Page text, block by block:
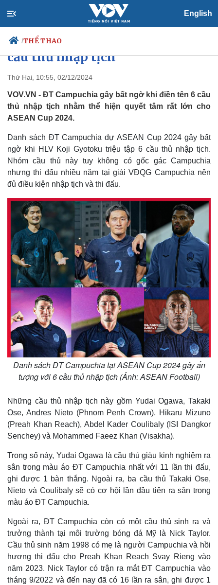
English
/THỂ THAO
Chính trị
Đảng
Tổ chức nhân sự
Nhận diện sự thật
Xã hội
Tin 24h
Dấu ấn VOV
Việc làm
Biển đảo
Quan sát
Cuộc sống đó đây
Hồ sơ
Video
Ảnh
E-Magazine
Infographic
Danh sách ĐT Campuchia tại
ASEAN Cup 2024: Ấn tượng với 6
cầu thủ nhập tịch
Thứ Hai, 10:55, 02/12/2024
VOV.VN - ĐT Campuchia gây bất ngờ khi điền tên 6 cầu
thủ nhập tịch nhằm thể hiện quyết tâm rất lớn cho
ASEAN Cup 2024.
Danh sách ĐT Campuchia dự ASEAN Cup 2024 gây bất
ngờ khi HLV Koji Gyotoku triệu tập 6 cầu thủ nhập tịch.
Nhóm cầu thủ này tuy không có gốc gác Campuchia
nhưng thi đấu nhiều năm tại giải VĐQG Campuchia nên
đủ điều kiện nhập tịch và thi đấu.
Danh sách ĐT Campuchia tại ASEAN Cup 2024 gây ấn
tượng với 6 cầu thủ nhập tịch (Ảnh: ASEAN Football)
Những cầu thủ nhập tịch này gồm Yudai Ogawa, Takaki
Ose, Andres Nieto (Phnom Penh Crown), Hikaru Mizuno
(Preah Khan Reach), Abdel Kader Coulibaly (ISI Dangkor
Senchey) và Mohammed Faeez Khan (Visakha).
Trong số này, Yudai Ogawa là cầu thủ giàu kinh nghiệm ra
sân trong màu áo ĐT Campuchia nhất với 11 lần thi đấu,
ghi được 1 bàn thắng. Ngoài ra, ba cầu thủ Takaki Ose,
Nieto và Coulibaly sẽ có cơ hội lần đầu tiên ra sân trong
màu áo ĐT Campuchia.
Ngoài ra, ĐT Campuchia còn có một cầu thủ sinh ra và
trưởng thành tại môi trường bóng đá Mỹ là Nick Taylor.
Cầu thủ sinh năm 1998 có mẹ là người Campuchia và hồi
hương thi đấu cho Preah Khan Reach Svay Rieng vào
năm 2023. Nick Taylor có trận ra mắt ĐT Campuchia vào
tháng 9/2022 và đến nay đã có 16 lần ra sân, ghi được 1